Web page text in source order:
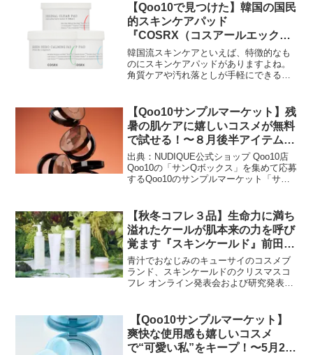
【Qoo10で見つけた】韓国の国民
的スキンケアパッド
『COSRX（コスアールエック
ス）』のモイスチャーアップパッ
ド。拭き取るだけでうるツヤ肌へ
♡
韓国流スキンケアといえば、特徴的なも
のにスキンケアパッドがありますよね。
角質ケアや汚れ落としが手軽にできるア
ンドから発売されているスキンケアパッ
ドですが、元祖パッドとし...
【Qoo10サンプルマーケット】残
暑の肌ケアに嬉しいコスメが無料
で試せる！〜８月後半アイテムか
ら５品をご紹介！〜
出典：NUDIQUE公式ショップ Qoo10店
Qoo10の「サンQボックス」を集めて応募
するQoo10のサンプルマーケット「サン
のインナービューティーなど幅広い商品
が...
【秋冬コフレ３品】生命力に満ち
溢れたケールが肌本来の力を呼び
覚ます『スキンケールド』前田有
紀さんとのコラボアイテムも
青汁でおなじみのキューサイのコスメブ
ランド、スキンケールドのクリスマスコ
フレ オンライン発表会および研究発表会
から、スーパーフードと呼ばれる野菜。
キューサイでは島根にあ...
【Qoo10サンプルマーケット】
爽快な使用感も嬉しいコスメ
で“可愛い私”をキープ！〜5月2週